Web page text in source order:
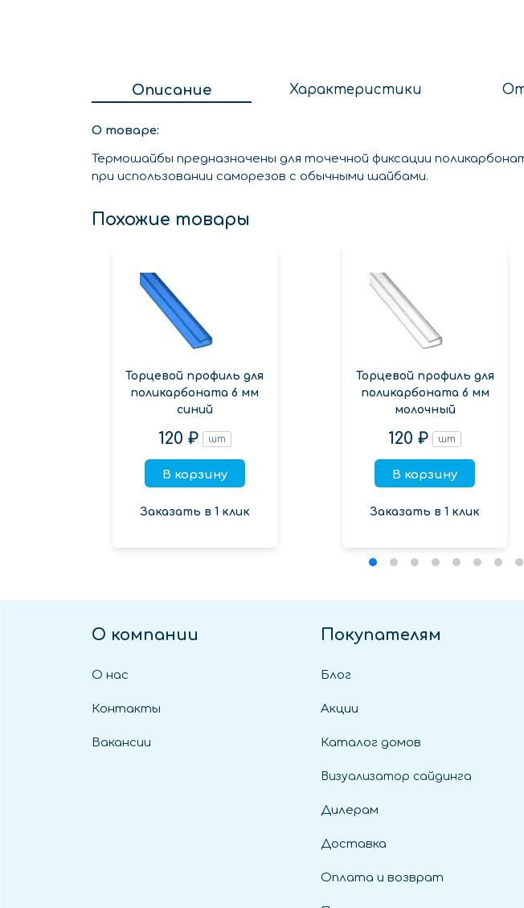
Описание Характеристики
О товаре:
Термошайбы предназначены для точечной фиксации
при использовании саморезов с обычными шайбами.
Похожие товары
Торцевой профиль для
поликарбоната 6 мм
синий
120 ₽ шт
В корзину
Заказать в 1 клик
Торцевой профиль для
поликарбоната 6 мм
молочный
120 ₽ шт
В корзину
Заказать в 1 клик
О компании
О нас
Контакты
Вакансии
Покупателям
Блог
Акции
Каталог домов
Визуализатор сайдинга
Дилерам
Доставка
Оплата и возврат